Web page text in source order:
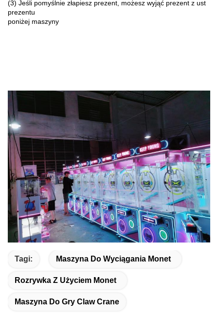
(3) Jeśli pomyślnie złapiesz prezent, możesz wyjąć prezent z ust
prezentu
poniżej maszyny
Tagi: Maszyna Do Wyciągania Monet
Rozrywka Z Użyciem Monet
Maszyna Do Gry Claw Crane